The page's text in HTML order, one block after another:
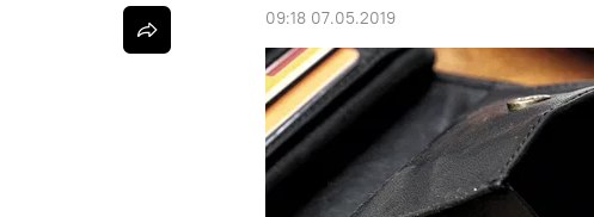
09:18 07.05.2019